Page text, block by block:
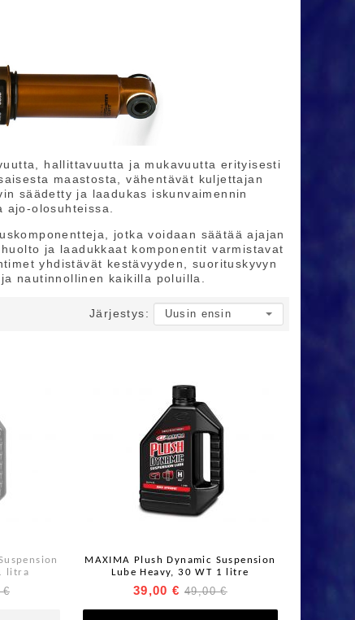
hallittavuutta ja mukavuutta erityisesti
maastosta, vähentävät kuljettajan
säädetty ja laadukas iskunvaimennin
ajo-olosuhteissa.
jotka voidaan säätää ajajan
ja laadukkaat komponentit varmistavat
yhdistävät kestävyyden, suorituskyvyn
nautinnollinen kaikilla poluilla.
Järjestys:
litra
€
MAXIMA Plush Dynamic Suspension
Lube Heavy, 30 WT 1 litre
39,00 € 49,00 €